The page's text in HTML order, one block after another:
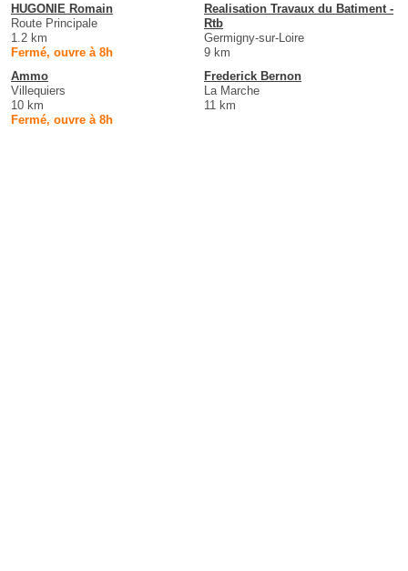
HUGONIE Romain
Route Principale
1.2 km
Fermé, ouvre à 8h
Realisation Travaux du Batiment -
Rtb
Germigny-sur-Loire
9 km
Ammo
Villequiers
10 km
Fermé, ouvre à 8h
Frederick Bernon
La Marche
11 km